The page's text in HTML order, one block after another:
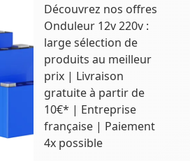
Découvrez nos offres
Onduleur 12v 220v :
large sélection de
produits au meilleur
prix | Livraison
gratuite à partir de
10€* | Entreprise
française | Paiement
4x possible